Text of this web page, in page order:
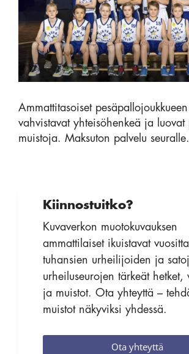
Ammattitasoiset pesäpallojoukkueen
vahvistavat yhteisöhenkeä ja luovat
muistoja. Maksuton palvelu seuralle.
Kiinnostuitko?
Kuvaverkon muotokuvauksen
ammattilaiset ikuistavat
tuhansien urheilijoiden ja
urheiluseurojen tärkeät hetket,
ja muistot. Ota yhteyttä –
muistot näkyviksi yhdessä.
Ota yhteyttä